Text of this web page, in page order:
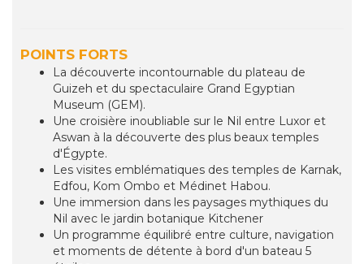
POINTS FORTS
La découverte incontournable du plateau de
Guizeh et du spectaculaire Grand Egyptian
Museum (GEM).
Une croisière inoubliable sur le Nil entre Luxor et
Aswan à la découverte des plus beaux temples
d'Égypte.
Les visites emblématiques des temples de Karnak,
Edfou, Kom Ombo et Médinet Habou.
Une immersion dans les paysages mythiques du
Nil avec le jardin botanique Kitchener
Un programme équilibré entre culture, navigation
et moments de détente à bord d'un bateau 5